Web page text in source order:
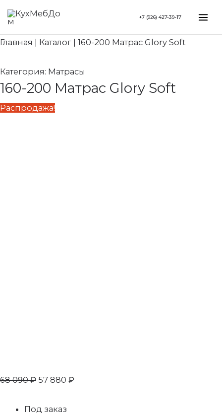
Перейти
содержимому
+7 (926) 427-39-17
Главная Каталог 160-200 Матрас Glory Soft
Категория: Матрасы
160-200 Матрас Glory Soft
Распродажа!
68 090₽
Первоначальная
составляла
090 ₽.
57 880 ₽
57
Под заказ
Search...